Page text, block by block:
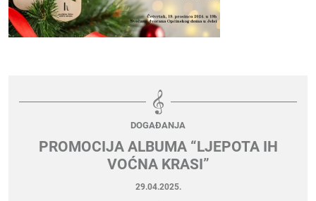
DOGAĐANJA
PROMOCIJA ALBUMA “LJEPOTA IH
VOĆNA KRASI”
29.04.2025.